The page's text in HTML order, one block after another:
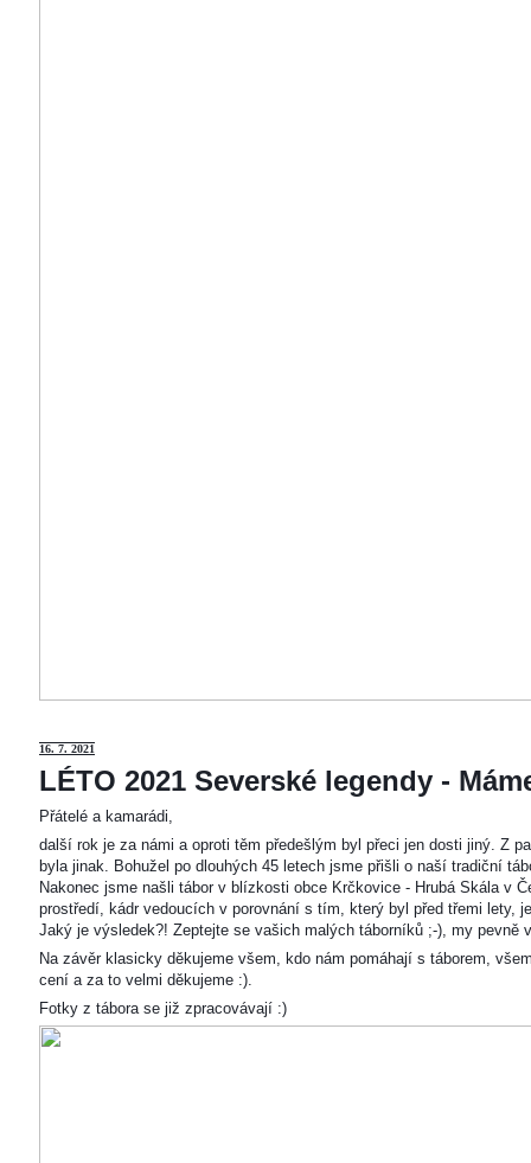
16. 7. 2021
LÉTO 2021 Severské legendy -
Přátelé a kamarádi,
další rok je za námi a oproti těm předešlým byl přeci jen dosti jiný. Z
byla jinak. Bohužel po dlouhých 45 letech jsme přišli o naší tradiční
Nakonec jsme našli tábor v blízkosti obce Krčkovice - Hrubá Skála v
prostředí, kádr vedoucích v porovnání s tím, který byl před třemi lety,
Jaký je výsledek?! Zeptejte se vašich malých táborníků ;-), my pevně
Na závěr klasicky děkujeme všem, kdo nám pomáhají s táborem,
cení a za to velmi děkujeme :).
Fotky z tábora se již zpracovávají :)